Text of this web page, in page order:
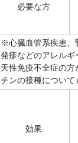
必要な方
※心臓血管系疾患、
発疹などのアレル
天性免疫不全症の
チンの接種について
効果